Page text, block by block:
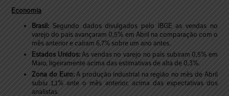
Economia
Brasil: Segundo dados divulgados pelo IBGE as vendas no
varejo do país avançaram 0,5% em Abril na comparação com o
mês anterior e caíram 6,7% sobre um ano antes.
Estados Unidos:As vendas no varejo no país subiram 0,5% em
Maio, ligeiramente acima das estimativas de alta de 0,3%.
Zona do Euro: A produção industrial na região no mês de Abril
subiu 1,1% ante o mês anterior, acima das expectativas dos
analistas.